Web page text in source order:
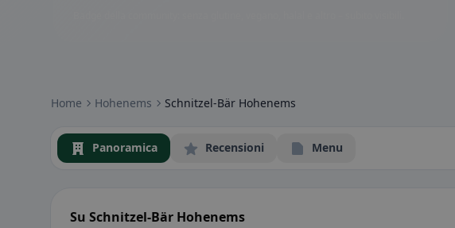
Home Hohenems Schnitzel-Bär Hohenems
Panoramica Recensioni Menu
Su Schnitzel-Bär Hohenems